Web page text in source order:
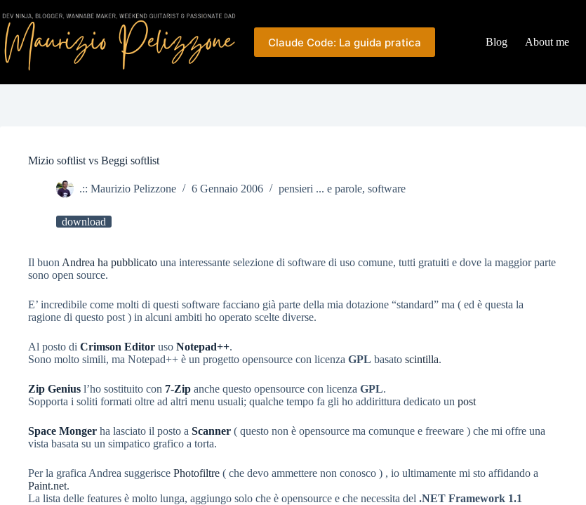
al
contenuto
Claude Code: La guida pratica Blog About me
Mizio softlist vs Beggi softlist
.:: Maurizio Pelizzone 6 Gennaio 2006 pensieri ... e parole, software
download
Il buon Andrea ha pubblicato una interessante selezione di software di uso comune, tutti gratuiti e dove la maggior parte
sono open source.
E’ incredibile come molti di questi software facciano già parte della mia dotazione “standard” ma ( ed è questa la
ragione di questo post ) in alcuni ambiti ho operato scelte diverse.
Al posto di Crimson Editor uso Notepad++.
Sono molto simili, ma Notepad++ è un progetto opensource con licenza GPL basato scintilla.
Zip Genius l’ho sostituito con 7-Zip anche questo opensource con licenza GPL.
Sopporta i soliti formati oltre ad altri menu usuali; qualche tempo fa gli ho addirittura dedicato un post
Space Monger ha lasciato il posto a Scanner ( questo non è opensource ma comunque e freeware ) che mi offre una
vista basata su un simpatico grafico a torta.
Per la grafica Andrea suggerisce Photofiltre ( che devo ammettere non conosco ) , io ultimamente mi sto affidando a
Paint.net.
La lista delle features è molto lunga, aggiungo solo che è opensource e che necessita del .NET Framework 1.1